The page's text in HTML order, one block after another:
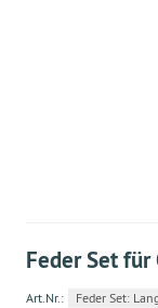
Feder Set für
Art.Nr.: Feder Set: